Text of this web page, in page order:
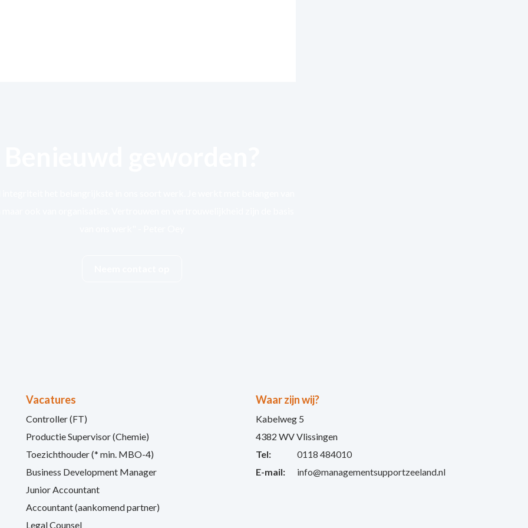
Vacatures
Controller (FT)
Productie Supervisor (Chemie)
Toezichthouder (* min. MBO-4)
Business Development Manager
Junior Accountant
Accountant (aankomend partner)
Legal Counsel
Waar zijn wij?
Kabelweg 5
4382 WV Vlissingen
Tel:
0118 484010
E-mail:
info@managementsupportzeeland.nl